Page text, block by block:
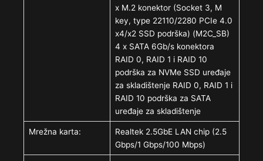
x M.2 konektor (Socket 3, M
key, type 22110/2280 PCIe 4.0
x4/x2 SSD podrška) (M2C_SB)
4 x SATA 6Gb/s konektora
RAID 0, RAID 1 i RAID 10
podrška za NVMe SSD uređaje
za skladištenje RAID 0, RAID 1 i
RAID 10 podrška za SATA
uređaje za skladištenje
Mrežna karta:
Realtek 2.5GbE LAN chip (2.5
Gbps/1 Gbps/100 Mbps)